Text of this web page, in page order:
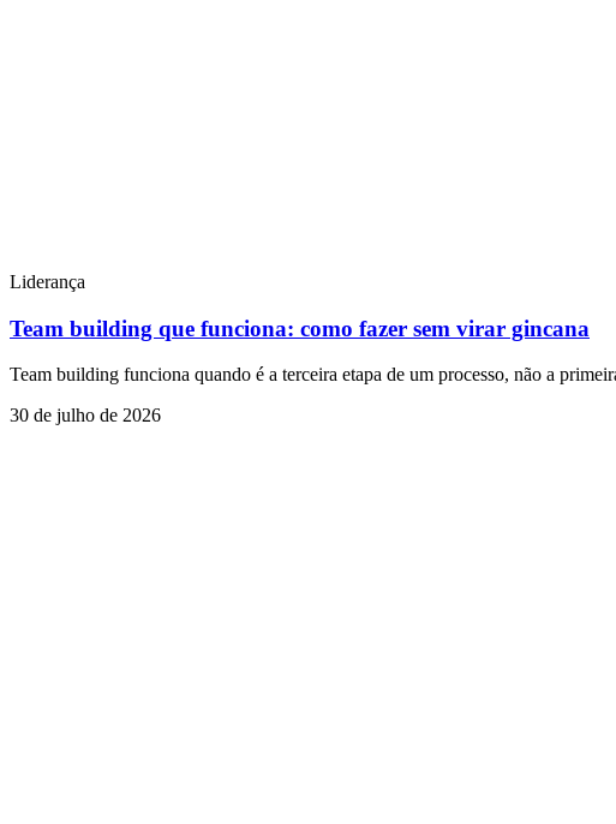
Liderança
Team building que funciona: como fazer sem virar gincana
Team building funciona quando é a terceira etapa de um processo, não a
30 de julho de 2026